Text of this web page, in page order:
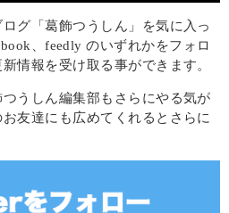
グ「葛飾つうしん」を気に入っ
、feedly のいずれかをフォロ
情報を受け取る事ができます。
うしん編集部もさらにやる気が
友達にも広めてくれるとさらに